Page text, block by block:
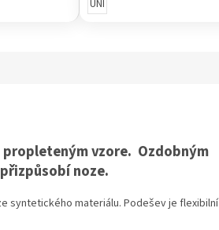
UNI
propleteným vzore. Ozdobným
noze.
syntetického materiálu. Podešev je flexibilní